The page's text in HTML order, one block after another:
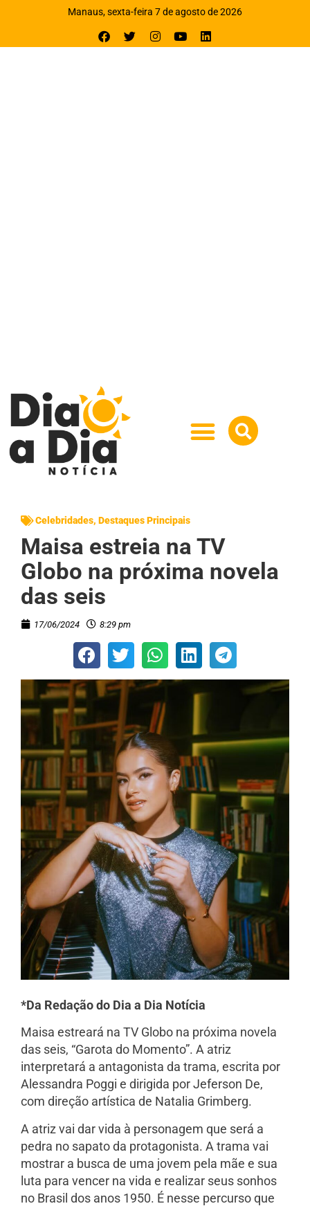
Manaus, sexta-feira 7 de agosto de 2026
Celebridades, Destaques Principais
Maisa estreia na TV
Globo na próxima novela
das seis
17/06/2024 8:29 pm
*Da Redação do Dia a Dia Notícia
Maisa estreará na TV Globo na próxima novela
das seis, “Garota do Momento”. A atriz
interpretará a antagonista da trama, escrita por
Alessandra Poggi e dirigida por Jeferson De,
com direção artística de Natalia Grimberg.
A atriz vai dar vida à personagem que será a
pedra no sapato da protagonista. A trama vai
mostrar a busca de uma jovem pela mãe e sua
luta para vencer na vida e realizar seus sonhos
no Brasil dos anos 1950. É nesse percurso que